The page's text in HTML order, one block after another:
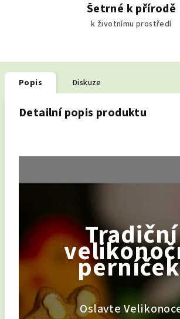
Šetrné k přírodě
k životnímu prostředí
Popis Diskuze
Detailní popis produktu
Tradiční
Oslavte